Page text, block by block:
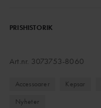
PRISHISTORIK
Art.nr. 3073753-8060
Accessoarer Kepsar
Nyheter